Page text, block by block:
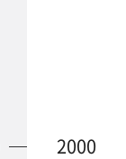
2000